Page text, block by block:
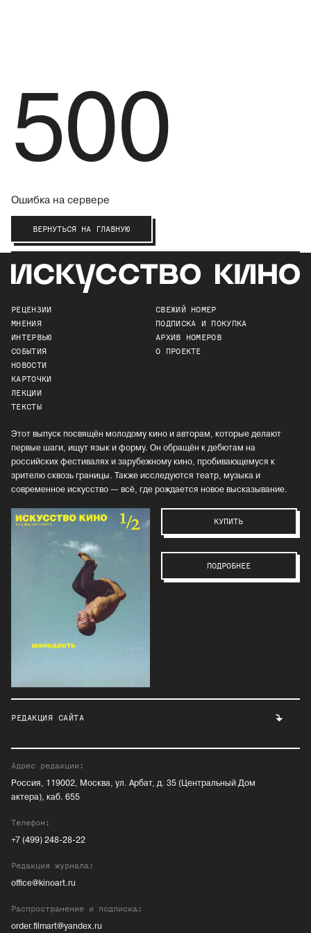
500
Ошибка на сервере
ВЕРНУТЬСЯ НА ГЛАВНУЮ
РЕЦЕНЗИИ
МНЕНИЯ
ИНТЕРВЬЮ
СОБЫТИЯ
НОВОСТИ
КАРТОЧКИ
ЛЕКЦИИ
ТЕКСТЫ
СВЕЖИЙ НОМЕР
ПОДПИСКА И ПОКУПКА
АРХИВ НОМЕРОВ
О ПРОЕКТЕ
Этот выпуск посвящён молодому кино и авторам, которые делают
первые шаги, ищут язык и форму. Он обращён к дебютам на
российских фестивалях и зарубежному кино, пробивающемуся к
зрителю сквозь границы. Также исследуются театр, музыка и
современное искусство — всё, где рождается новое высказывание.
КУПИТЬ
ПОДРОБНЕЕ
РЕДАКЦИЯ САЙТА
Адрес редакции:
Россия, 119002, Москва, ул. Арбат, д. 35 (Центральный Дом
актера), каб. 655
Телефон:
+7 (499) 248-28-22
Редакция журнала:
office@kinoart.ru
Распространение и подписка:
order.filmart@yandex.ru